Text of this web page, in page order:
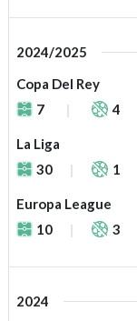
2024/2025
Copa Del Rey
7
4
La Liga
30
1
Europa League
10
3
2024